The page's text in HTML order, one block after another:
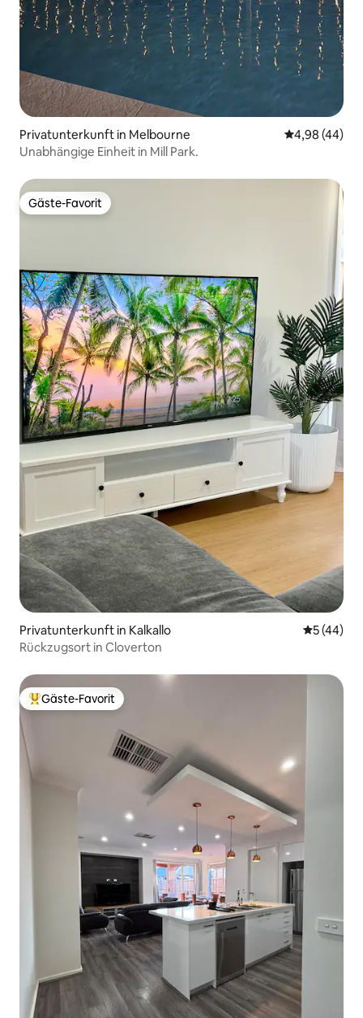
Privatunterkunft in Melbourne
4,98 (44)
Unabhängige Einheit in Mill Park.
Gäste-Favorit
Gäste-Favorit
Privatunterkunft in Kalkallo
5 (44)
Rückzugsort in Cloverton
Beliebter Gäste-Favorit.
Gäste-Favorit